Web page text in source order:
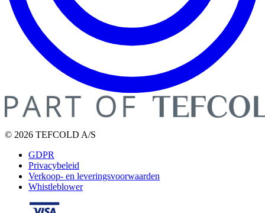
© 2026 TEFCOLD A/S
GDPR
Privacybeleid
Verkoop- en leveringsvoorwaarden
Whistleblower